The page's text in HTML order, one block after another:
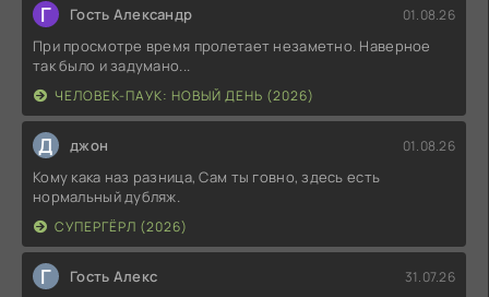
Г Гость Александр 01.08.26
При просмотре время пролетает незаметно. Наверное
так было и задумано...
ЧЕЛОВЕК-ПАУК: НОВЫЙ ДЕНЬ (2026)
Д джон 01.08.26
Кому кака наз разница, Сам ты говно, здесь есть
нормальный дубляж.
СУПЕРГЁРЛ (2026)
Г Гость Алекс 31.07.26